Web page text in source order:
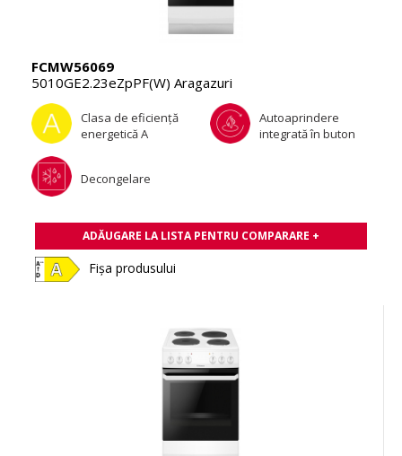
FCMW56069
5010GE2.23eZpPF(W) Aragazuri
Clasa de eficienţă
energetică A
Autoaprindere
integrată în buton
Decongelare
ADĂUGARE LA LISTA PENTRU COMPARARE +
Fișa produsului